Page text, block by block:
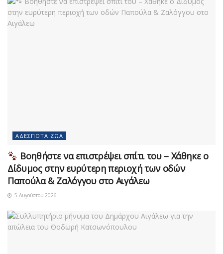
ΑΔΈΣΠΟΤΑ ΖΏΑ
Βοηθήστε να επιστρέψει σπίτι του – Χάθηκε ο
Δίδυμος στην ευρύτερη περιοχή των οδών
Παπούλα & Ζαλόγγου στο Αιγάλεω
5 Αυγούστου 2026